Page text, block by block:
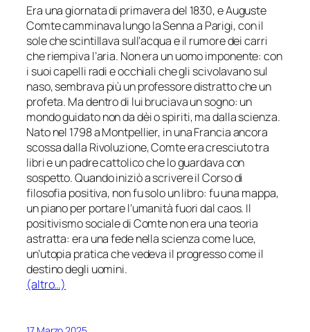
Era una giornata di primavera del 1830, e Auguste
Comte camminava lungo la Senna a Parigi, con il
sole che scintillava sull’acqua e il rumore dei carri
che riempiva l’aria. Non era un uomo imponente: con
i suoi capelli radi e occhiali che gli scivolavano sul
naso, sembrava più un professore distratto che un
profeta. Ma dentro di lui bruciava un sogno: un
mondo guidato non da dèi o spiriti, ma dalla scienza.
Nato nel 1798 a Montpellier, in una Francia ancora
scossa dalla Rivoluzione, Comte era cresciuto tra
libri e un padre cattolico che lo guardava con
sospetto. Quando iniziò a scrivere il Corso di
filosofia positiva, non fu solo un libro: fu una mappa,
un piano per portare l’umanità fuori dal caos. Il
positivismo sociale di Comte non era una teoria
astratta: era una fede nella scienza come luce,
un’utopia pratica che vedeva il progresso come il
destino degli uomini.
(altro…)